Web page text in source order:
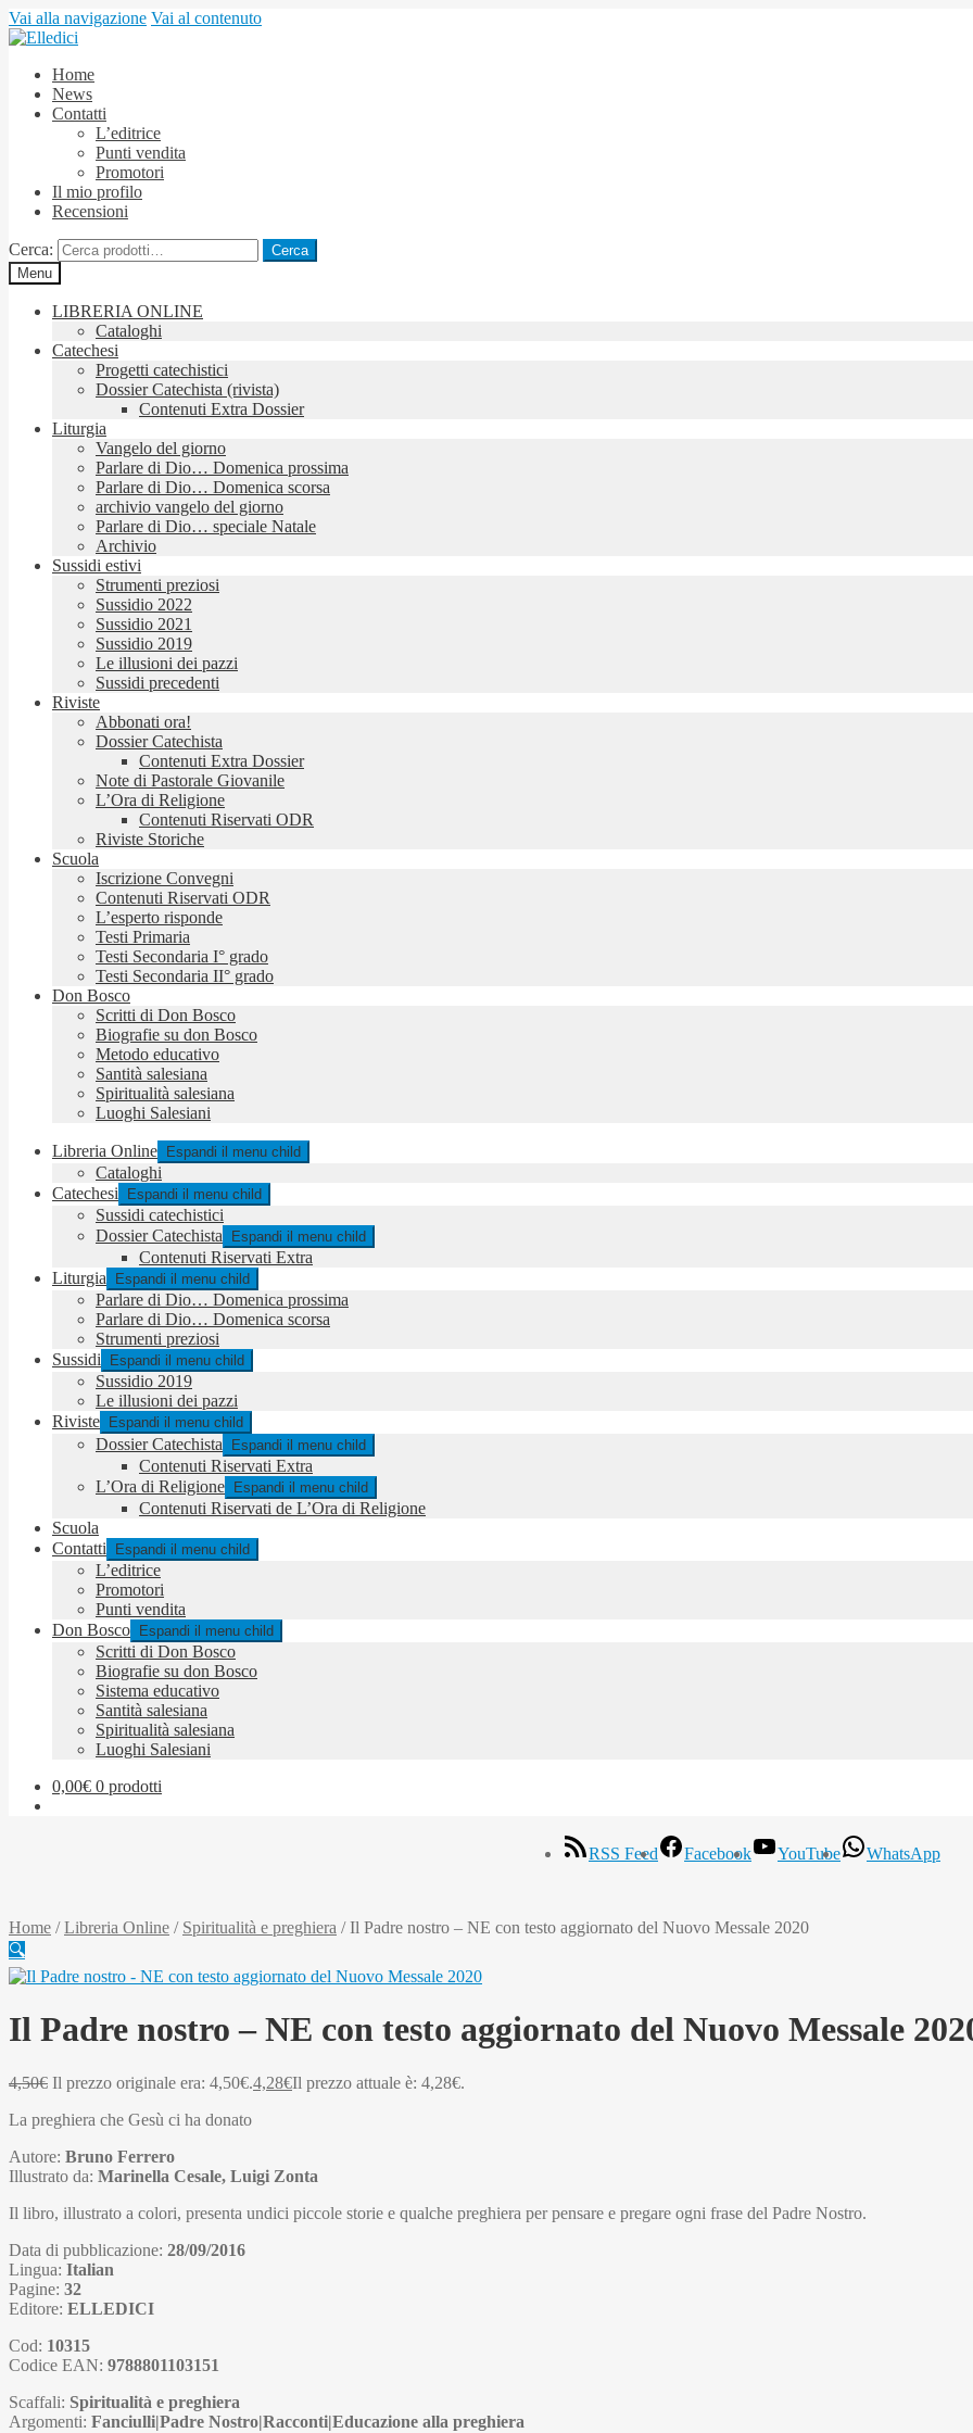
Vai alla navigazione Vai al contenuto
Home
News
Contatti
L’editrice
Punti vendita
Promotori
Il mio profilo
Recensioni
Cerca:
Cerca
Menu
LIBRERIA ONLINE
Cataloghi
Catechesi
Progetti catechistici
Dossier Catechista (rivista)
Contenuti Extra Dossier
Liturgia
Vangelo del giorno
Parlare di Dio… Domenica prossima
Parlare di Dio… Domenica scorsa
archivio vangelo del giorno
Parlare di Dio… speciale Natale
Archivio
Sussidi estivi
Strumenti preziosi
Sussidio 2022
Sussidio 2021
Sussidio 2019
Le illusioni dei pazzi
Sussidi precedenti
Riviste
Abbonati ora!
Dossier Catechista
Contenuti Extra Dossier
Note di Pastorale Giovanile
L’Ora di Religione
Contenuti Riservati ODR
Riviste Storiche
Scuola
Iscrizione Convegni
Contenuti Riservati ODR
L’esperto risponde
Testi Primaria
Testi Secondaria I° grado
Testi Secondaria II° grado
Don Bosco
Scritti di Don Bosco
Biografie su don Bosco
Metodo educativo
Santità salesiana
Spiritualità salesiana
Luoghi Salesiani
Libreria Online Espandi il menu child
Cataloghi
Catechesi
Espandi il menu child
Sussidi catechistici
Dossier Catechista
Espandi il menu child
Contenuti Riservati Extra
Liturgia
Espandi il menu child
Parlare di Dio… Domenica prossima
Parlare di Dio… Domenica scorsa
Strumenti preziosi
Sussidi
Espandi il menu child
Sussidio 2019
Le illusioni dei pazzi
Riviste
Espandi il menu child
Dossier Catechista Espandi il menu child
Contenuti Riservati Extra
L’Ora di Religione
Espandi il menu child
Contenuti Riservati de L’Ora di Religione
Scuola
Contatti
Espandi il menu child
L’editrice
Promotori
Punti vendita
Don Bosco
Espandi il menu child
Scritti di Don Bosco
Biografie su don Bosco
Sistema educativo
Santità salesiana
Spiritualità salesiana
Luoghi Salesiani
0,00€ 0 prodotti
RSS Feed Facebook YouTube WhatsApp
Home /Libreria Online / Spiritualità e preghiera /Il Padre nostro – NE con testo aggiornato del Nuovo Messale 2020
🔍
Il Padre nostro – NE con testo aggiornato del Nuovo Messale
4,50€ Il prezzo originale era: 4,50€.4,28€Il prezzo attuale è: 4,28€.
La preghiera che Gesù ci ha donato
Autore: Bruno Ferrero
Illustrato da: Marinella Cesale, Luigi Zonta
Il libro, illustrato a colori, presenta undici piccole storie e qualche preghiera per pensare e pregare ogni frase del Padre Nostro.
Data di pubblicazione: 28/09/2016
Lingua: Italian
Pagine: 32
Editore: ELLEDICI
Cod: 10315
Codice EAN: 9788801103151
Scaffali: Spiritualità e preghiera
Argomenti: Fanciulli|Padre Nostro|Racconti|Educazione alla preghiera